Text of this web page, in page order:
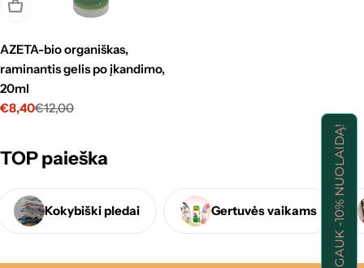
Išparduota
AZETA-bio organiškas,
raminantis gelis po įkandimo,
20ml
Kaina
€8,40
Standartinė
€12,00
TOP paieška
Kokybiški pledai Gertuvės vaikams GAUK -10% NUOLAIDĄ!